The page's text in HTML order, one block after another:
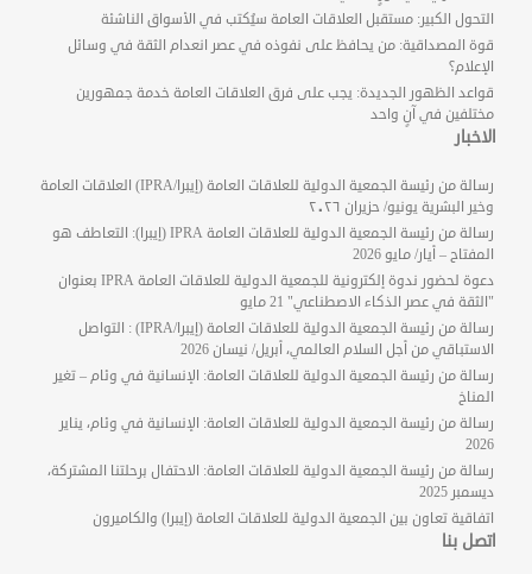
التحول الكبير: مستقبل العلاقات العامة سيُكتب في الأسواق الناشئة
قوة المصداقية: من يحافظ على نفوذه في عصر انعدام الثقة في وسائل
الإعلام؟
قواعد الظهور الجديدة: يجب على فرق العلاقات العامة خدمة جمهورين
مختلفين في آنٍ واحد
الاخبار
رسالة من رئيسة الجمعية الدولية للعلاقات العامة (إيبرا/IPRA) العلاقات العامة
وخير البشرية يونيو/ حزيران ٢٠٢٦
رسالة من رئيسة الجمعية الدولية للعلاقات العامة IPRA (إيبرا): التعاطف هو
المفتاح – أيار/ مايو 2026
دعوة لحضور ندوة إلكترونية للجمعية الدولية للعلاقات العامة IPRA بعنوان
"الثقة في عصر الذكاء الاصطناعي" 21 مايو
رسالة من رئيسة الجمعية الدولية للعلاقات العامة (إيبرا/IPRA) : التواصل
الاستباقي من أجل السلام العالمي، أبريل/ نيسان 2026
رسالة من رئيسة الجمعية الدولية للعلاقات العامة: الإنسانية في وئام – تغير
المناخ
رسالة من رئيسة الجمعية الدولية للعلاقات العامة: الإنسانية في وئام، يناير
2026
رسالة من رئيسة الجمعية الدولية للعلاقات العامة: الاحتفال برحلتنا المشتركة،
ديسمبر 2025
اتفاقية تعاون بين الجمعية الدولية للعلاقات العامة (إيبرا) والكاميرون
اتصل بنا